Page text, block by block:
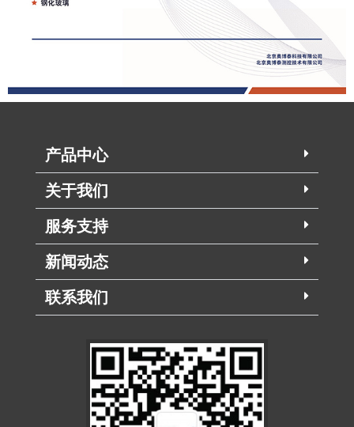
产品中心
关于我们
服务支持
新闻动态
联系我们